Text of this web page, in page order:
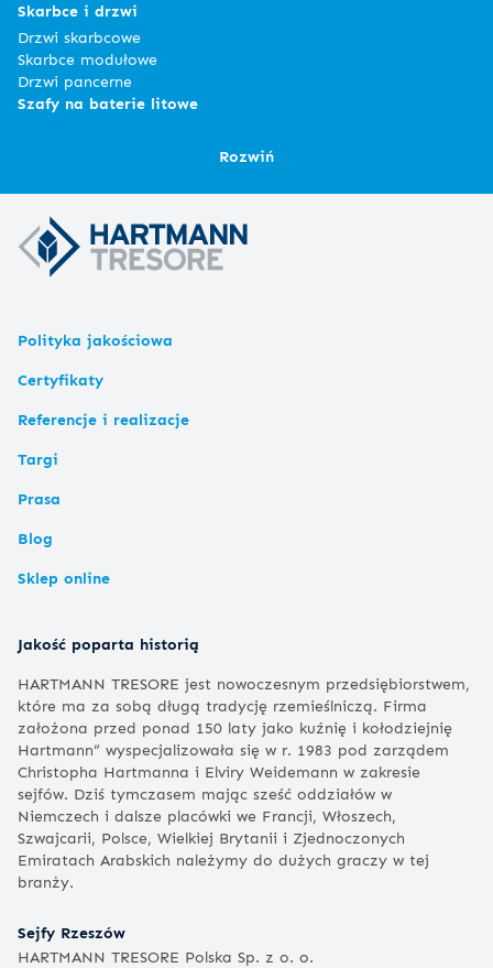
Skarbce i drzwi
Drzwi skarbcowe
Skarbce modułowe
Drzwi pancerne
Szafy na baterie litowe
Rozwiń
Polityka jakościowa
Certyfikaty
Referencje i realizacje
Targi
Prasa
Blog
Sklep online
Jakość poparta historią
HARTMANN TRESORE jest nowoczesnym przedsiębiorstwem,
które ma za sobą długą tradycję rzemieślniczą. Firma
założona przed ponad 150 laty jako kuźnię i kołodziejnię
Hartmann” wyspecjalizowała się w r. 1983 pod zarządem
Christopha Hartmanna i Elviry Weidemann w zakresie
sejfów. Dziś tymczasem mając sześć oddziałów w
Niemczech i dalsze placówki we Francji, Włoszech,
Szwajcarii, Polsce, Wielkiej Brytanii i Zjednoczonych
Emiratach Arabskich należymy do dużych graczy w tej
branży.
Sejfy Rzeszów
HARTMANN TRESORE Polska Sp. z o. o.